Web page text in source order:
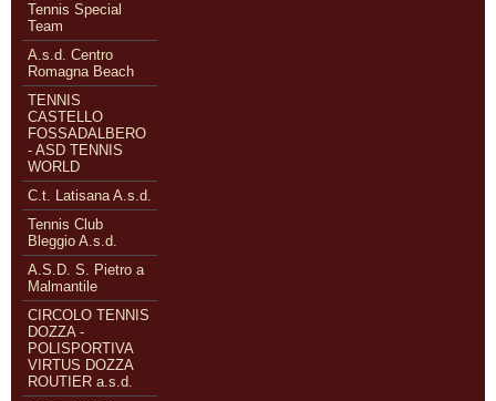
Tennis Special
Team
A.s.d. Centro
Romagna Beach
TENNIS
CASTELLO
FOSSADALBERO
- ASD TENNIS
WORLD
C.t. Latisana A.s.d.
Tennis Club
Bleggio A.s.d.
A.S.D. S. Pietro a
Malmantile
CIRCOLO TENNIS
DOZZA -
POLISPORTIVA
VIRTUS DOZZA
ROUTIER a.s.d.